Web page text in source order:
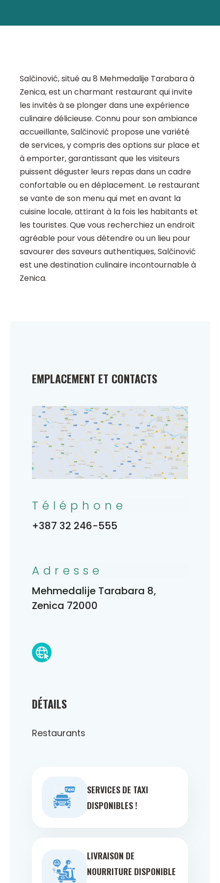
Salčinović, situé au 8 Mehmedalije Tarabara à
Zenica, est un charmant restaurant qui invite
les invités à se plonger dans une expérience
culinaire délicieuse. Connu pour son ambiance
accueillante, Salčinović propose une variété
de services, y compris des options sur place et
à emporter, garantissant que les visiteurs
puissent déguster leurs repas dans un cadre
confortable ou en déplacement. Le restaurant
se vante de son menu qui met en avant la
cuisine locale, attirant à la fois les habitants et
les touristes. Que vous recherchiez un endroit
agréable pour vous détendre ou un lieu pour
savourer des saveurs authentiques, Salčinović
est une destination culinaire incontournable à
Zenica.
DÉTAILS
Restaurants
SERVICES DE TAXI
DISPONIBLES !
LIVRAISON DE
NOURRITURE DISPONIBLE
EMPLACEMENT ET CONTACTS
Téléphone
+387 32 246-555
Adresse
Mehmedalije Tarabara 8,
Zenica 72000